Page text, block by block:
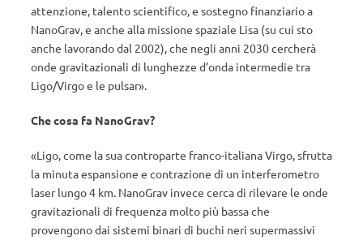
attenzione, talento scientifico, e sostegno finanziario a
NanoGrav, e anche alla missione spaziale Lisa (su cui sto
anche lavorando dal 2002), che negli anni 2030 cercherà
onde gravitazionali di lunghezze d’onda intermedie tra
Ligo/Virgo e le pulsar».
Che cosa fa NanoGrav?
«Ligo, come la sua controparte franco-italiana Virgo, sfrutta
la minuta espansione e contrazione di un interferometro
laser lungo 4 km. NanoGrav invece cerca di rilevare le onde
gravitazionali di frequenza molto più bassa che
provengono dai sistemi binari di buchi neri supermassivi